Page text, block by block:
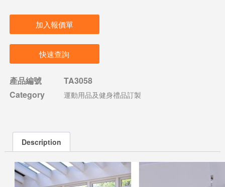
加入報價單
快速查詢
產品編號
TA3058
Category
運動用品及健身禮品訂製
Description